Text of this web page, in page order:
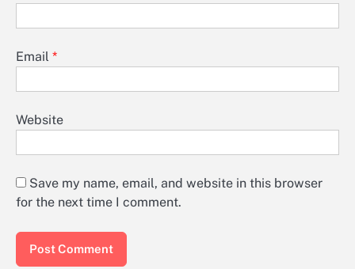
Email *
Website
Save my name, email, and website in this browser
for the next time I comment.